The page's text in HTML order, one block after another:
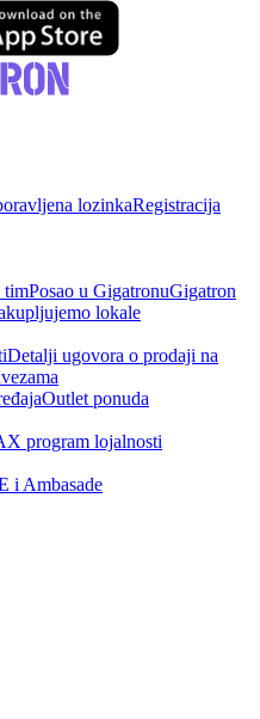
lozinkaRegistracija
timPosao u GigatronuGigatron
lokale
Detalji ugovora o prodaji na
Outlet ponuda
program lojalnosti
i Ambasade